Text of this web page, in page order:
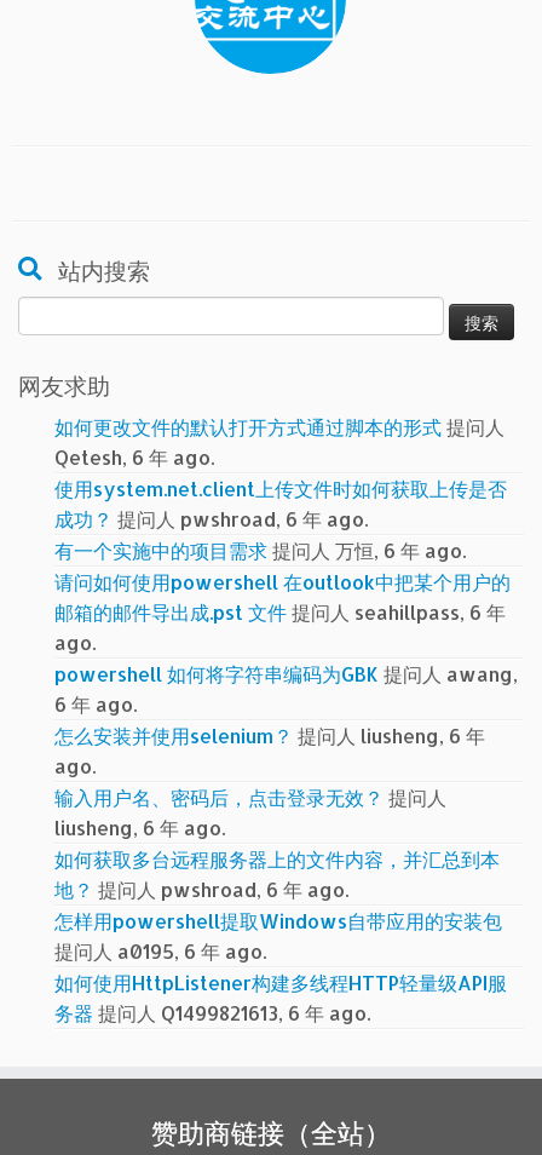
站内搜索
索：
网友求助
如何更改文件的默认打开方式通过脚本的形式提问人
Qetesh, 6 年 ago.
使用system.net.client上传文件时如何获取上传是否
成功？ 提问人 pwshroad, 6 年 ago.
有一个实施中的项目需求提问人 万恒, 6 年 ago.
请问如何使用powershell 在outlook中把某个用户的
邮箱的邮件导出成.pst 文件提问人 seahillpass, 6 年
ago.
powershell 如何将字符串编码为GBK 提问人 awang,
6 年 ago.
怎么安装并使用selenium？ 提问人 liusheng, 6 年
ago.
输入用户名、密码后，点击登录无效？ 提问人
liusheng, 6 年 ago.
如何获取多台远程服务器上的文件内容，并汇总到本
地？ 提问人 pwshroad, 6 年 ago.
怎样用powershell提取Windows自带应用的安装包
提问人 a0195, 6 年 ago.
如何使用HttpListener构建多线程HTTP轻量级API服
务器 提问人 Q1499821613, 6 年 ago.
赞助商链接（全站）